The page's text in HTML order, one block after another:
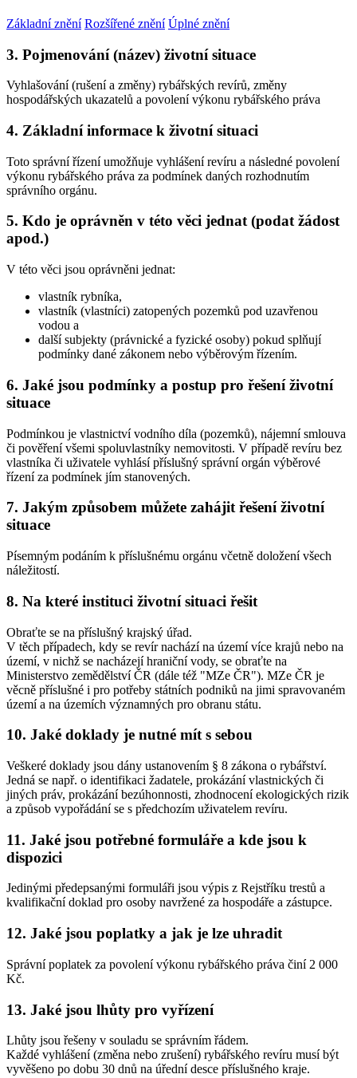
Základní znění Rozšířené znění Úplné znění
3. Pojmenování (název) životní situace
Vyhlašování (rušení a změny) rybářských revírů, změny
hospodářských ukazatelů a povolení výkonu rybářského práva
4. Základní informace k životní situaci
Toto správní řízení umožňuje vyhlášení revíru a následné povolení
výkonu rybářského práva za podmínek daných rozhodnutím
správního orgánu.
5. Kdo je oprávněn v této věci jednat (podat žádost
apod.)
V této věci jsou oprávněni jednat:
vlastník rybníka,
vlastník (vlastníci) zatopených pozemků pod uzavřenou
vodou a
další subjekty (právnické a fyzické osoby) pokud splňují
podmínky dané zákonem nebo výběrovým řízením.
6. Jaké jsou podmínky a postup pro řešení životní
situace
Podmínkou je vlastnictví vodního díla (pozemků), nájemní smlouva
či pověření všemi spoluvlastníky nemovitosti. V případě revíru bez
vlastníka či uživatele vyhlásí příslušný správní orgán výběrové
řízení za podmínek jím stanovených.
7. Jakým způsobem můžete zahájit řešení životní
situace
Písemným podáním k příslušnému orgánu včetně doložení všech
náležitostí.
8. Na které instituci životní situaci řešit
Obraťte se na příslušný krajský úřad.
V těch případech, kdy se revír nachází na území více krajů nebo na
území, v nichž se nacházejí hraniční vody, se obraťte na
Ministerstvo zemědělství ČR (dále též "MZe ČR"). MZe ČR je
věcně příslušné i pro potřeby státních podniků na jimi spravovaném
území a na územích významných pro obranu státu.
10. Jaké doklady je nutné mít s sebou
Veškeré doklady jsou dány ustanovením § 8 zákona o rybářství.
Jedná se např. o identifikaci žadatele, prokázání vlastnických či
jiných práv, prokázání bezúhonnosti, zhodnocení ekologických rizik
a způsob vypořádání se s předchozím uživatelem revíru.
11. Jaké jsou potřebné formuláře a kde jsou k
dispozici
Jedinými předepsanými formuláři jsou výpis z Rejstříku trestů a
kvalifikační doklad pro osoby navržené za hospodáře a zástupce.
12. Jaké jsou poplatky a jak je lze uhradit
Správní poplatek za povolení výkonu rybářského práva činí 2 000
Kč.
13. Jaké jsou lhůty pro vyřízení
Lhůty jsou řešeny v souladu se správním řádem.
Každé vyhlášení (změna nebo zrušení) rybářského revíru musí být
vyvěšeno po dobu 30 dnů na úřední desce příslušného kraje.